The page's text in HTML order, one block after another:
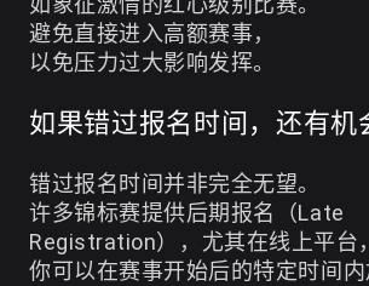
避免直接进入高额赛事，
以免压力过大影响发挥。
如果错过报名时间，还有机
错过报名时间并非完全无望。
许多锦标赛提供后期报名（Late
Registration），尤其在线上平台，
你可以在赛事开始后的特定时间内